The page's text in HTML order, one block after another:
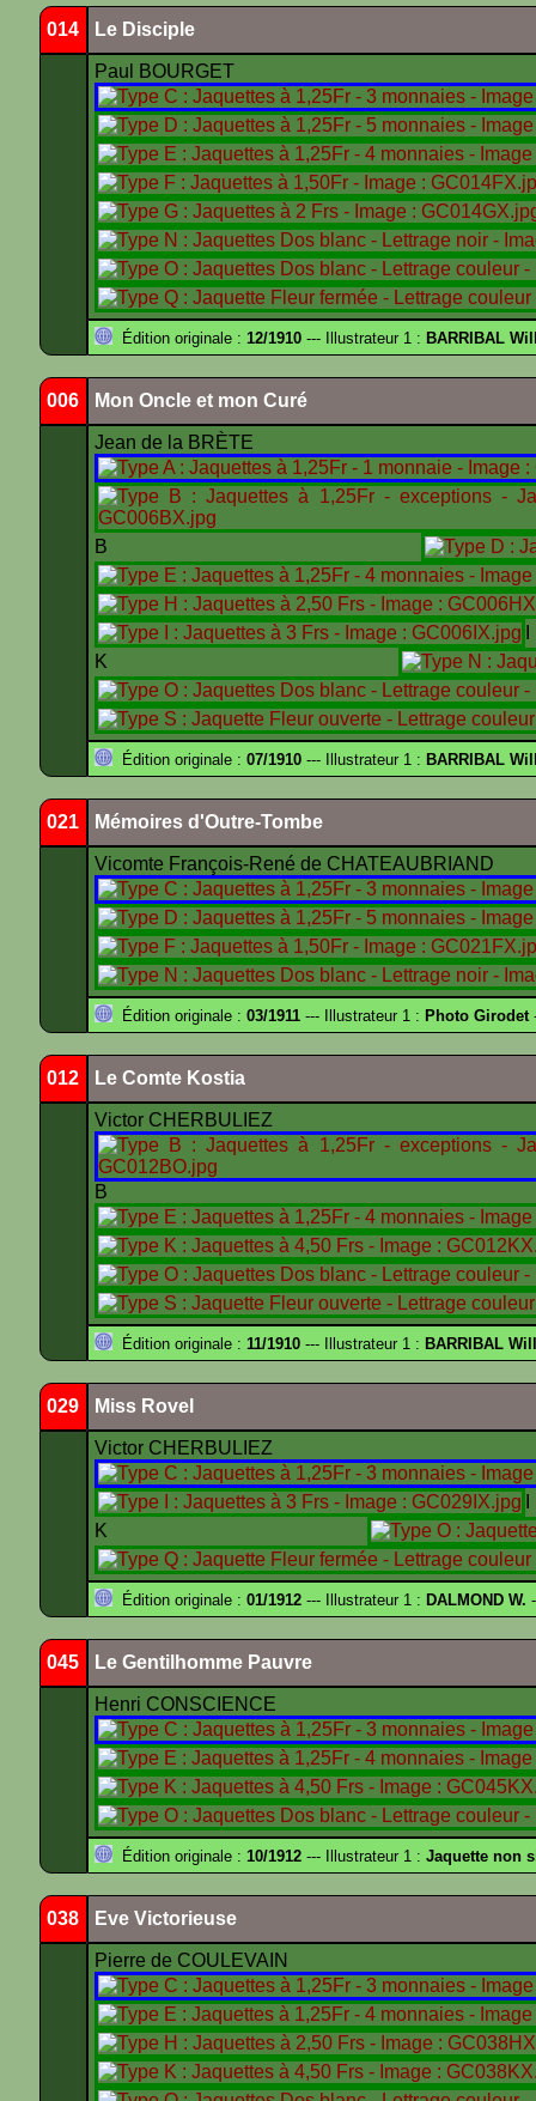
014 Le Disciple
Paul BOURGET
Édition originale : 12/1910 --- Illustrateur 1 : BARRIBAL
006 Mon Oncle et mon Curé
Jean de la BRÈTE
B
K
Édition originale : 07/1910 --- Illustrateur 1 : BARRIBAL
021 Mémoires d'Outre-Tombe
Vicomte François-René de CHATEAUBRIAND
Édition originale : 03/1911 --- Illustrateur 1 : Photo Girodet
012 Le Comte Kostia
Victor CHERBULIEZ
B
Édition originale : 11/1910 --- Illustrateur 1 : BARRIBAL
029 Miss Rovel
Victor CHERBULIEZ
K
Édition originale : 01/1912 --- Illustrateur 1 : DALMOND W.
045 Le Gentilhomme Pauvre
Henri CONSCIENCE
Édition originale : 10/1912 --- Illustrateur 1 : Jaquette non
038 Eve Victorieuse
Pierre de COULEVAIN